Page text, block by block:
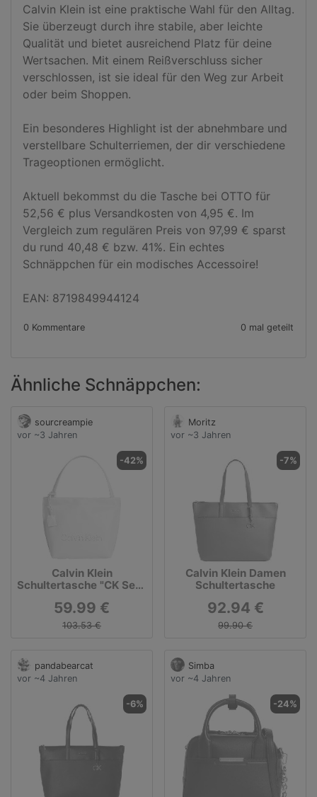
Calvin Klein ist eine praktische Wahl für den Alltag.
Sie überzeugt durch ihre stabile, aber leichte
Qualität und bietet ausreichend Platz für deine
Wertsachen. Mit einem Reißverschluss sicher
verschlossen, ist sie ideal für den Weg zur Arbeit
oder beim Shoppen.
Ein besonderes Highlight ist der abnehmbare und
verstellbare Schulterriemen, der dir verschiedene
Trageoptionen ermöglicht.
Aktuell bekommst du die Tasche bei OTTO für
52,56 € plus Versandkosten von 4,95 €. Im
Vergleich zum regulären Preis von 97,99 € sparst
du rund 40,48 € bzw. 41%. Ein echtes
Schnäppchen für ein modisches Accessoire!
EAN: 8719849944124
0 Kommentare 0 mal geteilt
Ähnliche Schnäppchen:
sourcreampie
vor ~3 Jahren
-42%
Calvin Klein
Schultertasche "CK Set",
uni, für Damen, beige
59.99 €
103.53 €
Moritz
vor ~3 Jahren
-7%
Calvin Klein Damen
Schultertasche
92.94 €
99.90 €
pandabearcat
vor ~4 Jahren
-6%
Simba
vor ~4 Jahren
-24%